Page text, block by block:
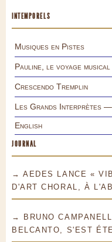
INTEMPORELS
Musiques en Pistes
Pauline, le voyage musical
Crescendo Tremplin
Les Grands Interprètes —
English
JOURNAL
→ AEDES LANCE «
D'ART CHORAL, À
→ BRUNO
BELCANTO, S'EST